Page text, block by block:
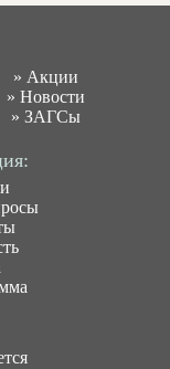
» Акции
» Новости
» ЗАГСы